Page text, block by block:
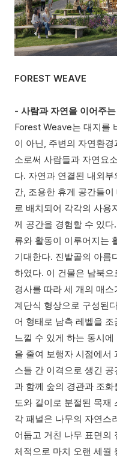
FOREST WEAVE
- 사람과 자연을 이어주
Forest Weave는 대지를
이 아닌, 주변의 자연환
소로써 사람들과 자연요
다. 자연과 연결된 내외
간, 조용한 휴게 공간들
로 배치되어 각각의 사용
께 공간을 경험할 수 있
류와 활동이 이루어지는
기대한다. 진밭골의 아름
하였다. 이 건물은 남북
경사를 따라 세 개의 매
계단식 형상으로 구성된
어 형태로 남측 레벨을
느낄 수 있게 하는 동시
을 줄여 보행자 시점에서
스들 간 이격으로 생긴
과 함께 숲의 경관과 조
도와 길이로 분절된 목재
각 패널은 나무의 자연스
어둡고 거친 나무 표면의
체적으로 마치 오랜 세월